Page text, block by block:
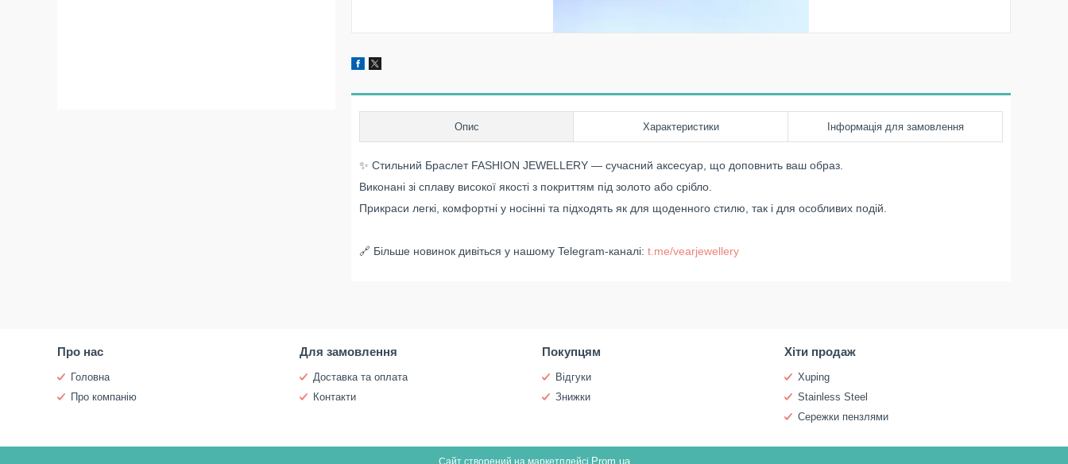
Опис Характеристики Інформація для замовлення
✨ Стильний Браслет FASHION JEWELLERY — сучасний аксесуар, що доповнить ваш образ.
Виконані зі сплаву високої якості з покриттям під золото або срібло.
Прикраси легкі, комфортні у носінні та підходять як для щоденного стилю, так і для особливих подій.
🔗 Більше новинок дивіться у нашому Telegram-каналі: t.me/vearjewellery
Про нас
Головна
Про компанію
Для замовлення
Доставка та оплата
Контакти
Покупцям
Відгуки
Знижки
Хіти продаж
Xuping
Stainless Steel
Сережки пензлями
Сайт створений на маркетплейсі Prom.ua